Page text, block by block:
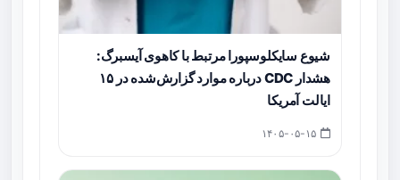
شیوع سایکلوسپورا مرتبط با کاهوی آیسبرگ:
هشدار CDC درباره موارد گزارش‌شده در ۱۵
ایالت آمریکا